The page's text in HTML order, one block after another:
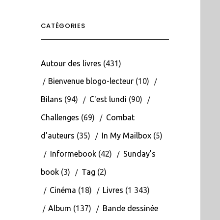
CATÉGORIES
Autour des livres (431)
Bienvenue blogo-lecteur(10)
Bilans (94) C'est lundi (90)
Challenges (69) Combat
d'auteurs (35) In My Mailbox(5)
Informebook(42) Sunday's
book(3) Tag (2)
Cinéma (18) Livres (1 343)
Album (137) Bande dessinée